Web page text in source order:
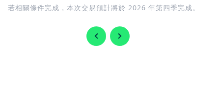
若相關條件完成，本次交易預計將於 2026 年第四季完成。